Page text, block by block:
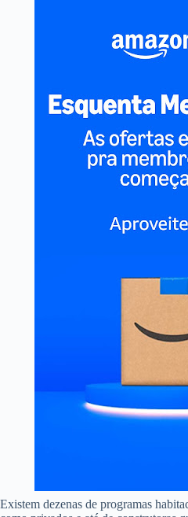
Existem dezenas de programas